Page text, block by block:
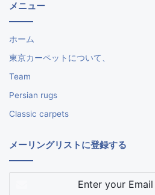
メニュー
ホーム
東京カーペットについて、
Team
Persian rugs
Classic carpets
メーリングリストに登録する